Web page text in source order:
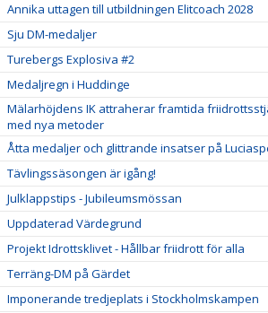
Annika uttagen till utbildningen Elitcoach 2028
Sju DM-medaljer
Turebergs Explosiva #2
Medaljregn i Huddinge
Mälarhöjdens IK attraherar framtida
med nya metoder
Åtta medaljer och glittrande insatser på
Tävlingssäsongen är igång!
Julklappstips - Jubileumsmössan
Uppdaterad Värdegrund
Projekt Idrottsklivet - Hållbar friidrott för alla
Terräng-DM på Gärdet
Imponerande tredjeplats i Stockholmskampen